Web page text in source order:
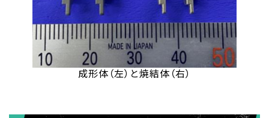
成形体（左）と焼結体（右）